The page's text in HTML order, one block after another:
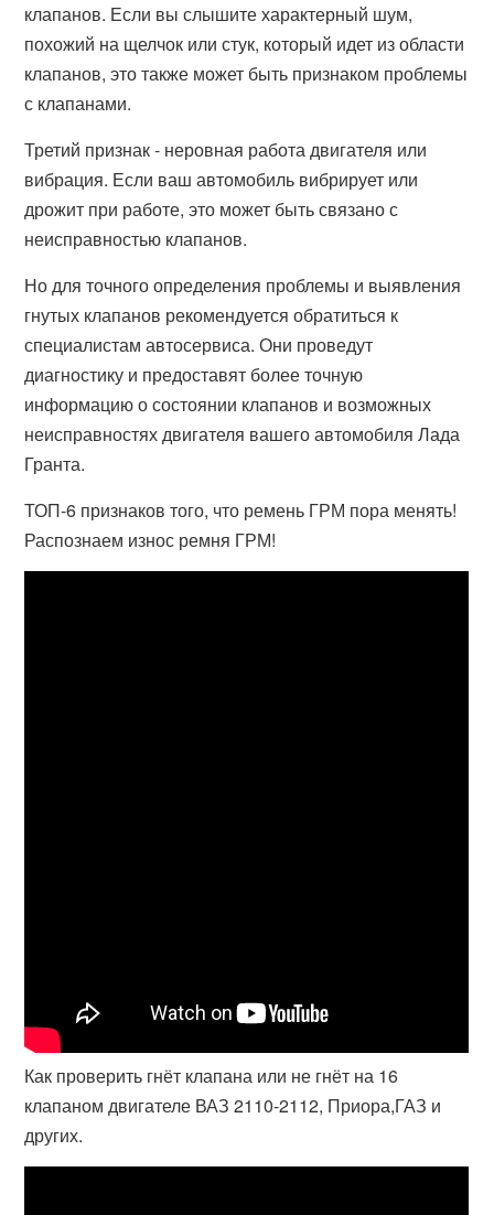
клапанов. Если вы слышите характерный шум,
похожий на щелчок или стук, который идет из области
клапанов, это также может быть признаком проблемы
с клапанами.
Третий признак - неровная работа двигателя или
вибрация. Если ваш автомобиль вибрирует или
дрожит при работе, это может быть связано с
неисправностью клапанов.
Но для точного определения проблемы и выявления
гнутых клапанов рекомендуется обратиться к
специалистам автосервиса. Они проведут
диагностику и предоставят более точную
информацию о состоянии клапанов и возможных
неисправностях двигателя вашего автомобиля Лада
Гранта.
ТОП-6 признаков того, что ремень ГРМ пора менять!
Распознаем износ ремня ГРМ!
Как проверить гнёт клапана или не гнёт на 16
клапаном двигателе ВАЗ 2110-2112, Приора,ГАЗ и
других.